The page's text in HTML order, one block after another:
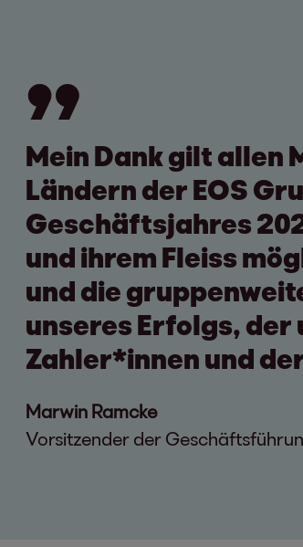
Mein Dank gilt allen
Ländern der EOS
Geschäftsjahres
und ihrem Fleiss
und die
unseres Erfolgs, der
Zahler*innen und
Marwin Ramcke
Vorsitzender der